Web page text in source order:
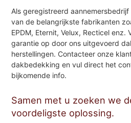
Als geregistreerd
van de belangrijkste fabrikanten
EPDM, Eternit, Velux, Recticel enz.
garantie op door ons uitgevoerd
herstellingen. Contacteer onze
dakbedekking en vul direct het
bijkomende info.
Samen met u zoeken we
voordeligste oplossing.